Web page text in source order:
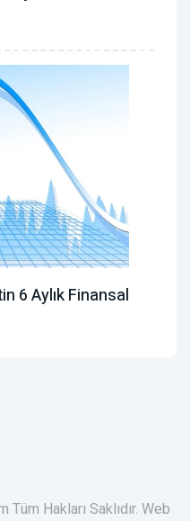
6 Aylık Finansal
Hakları Saklıdır. Web